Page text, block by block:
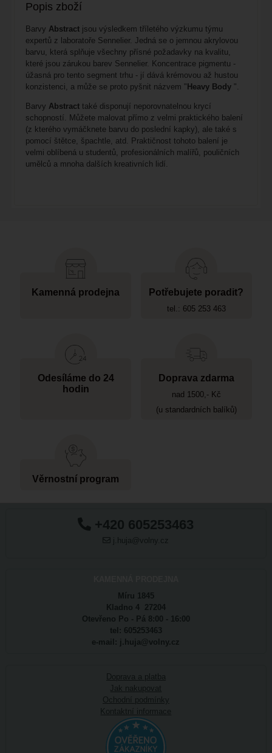
Popis zboží
Barvy Abstractjsou výsledkem tříletého výzkumu týmu
expertů z laboratoře Sennelier. Jedná se o jemnou akrylovou
barvu, která splňuje všechny přísné požadavky na kvalitu,
které jsou zárukou barev Sennelier. Koncentrace pigmentu -
úžasná pro tento segment trhu - jí dává krémovou až hustou
konzistenci, a může se proto pyšnit názvem " Heavy Body".
Barvy Abstracttaké disponují neporovnatelnou krycí
schopností. Můžete malovat přímo z velmi praktického balení
(z kterého vymáčknete barvu do poslední kapky), ale také s
pomocí štětce, špachtle, atd. Praktičnost tohoto balení je
velmi oblíbená u studentů, profesionálních malířů, pouličních
umělců a mnoha dalších kreativních lidí.
Kamenná prodejna Potřebujete poradit?
tel.: 605 253 463
Odesíláme do 24
hodin
Doprava zdarma
nad 1500,- Kč
(u standardních balíků)
Věrnostní program
+420 605253463
j.huja@volny.cz
Míru 1845
Kladno 4 27204
Otevřeno Po - Pá 8:00 - 16:00
tel: 605253463
e-mail: j.huja@volny.cz
Doprava a platba
Jak nakupovat
Ochodní podmínky
Kontaktní informace